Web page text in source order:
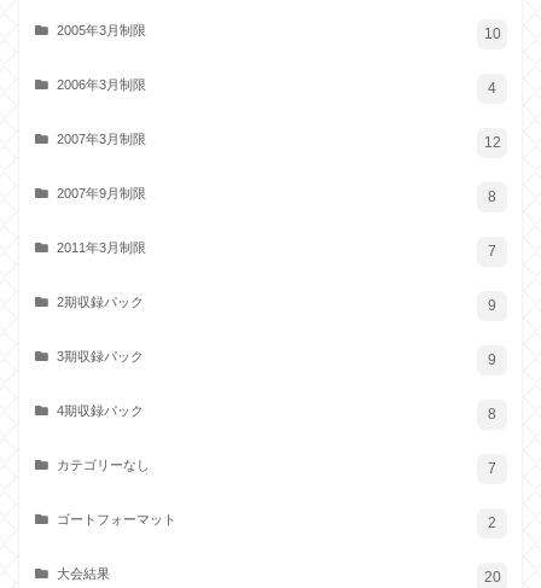
2005年3月制限 10
2006年3月制限 4
2007年3月制限 12
2007年9月制限 8
2011年3月制限 7
2期収録パック 9
3期収録パック 9
4期収録パック 8
カテゴリーなし 7
ゴートフォーマット 2
大会結果 20